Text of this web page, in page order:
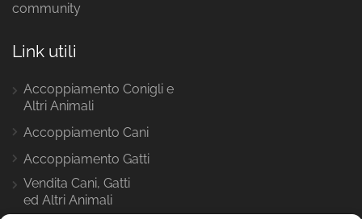
community
Link utili
Accoppiamento Conigli e
Altri Animali
Accoppiamento Cani
Accoppiamento Gatti
Vendita Cani, Gatti
ed Altri Animali